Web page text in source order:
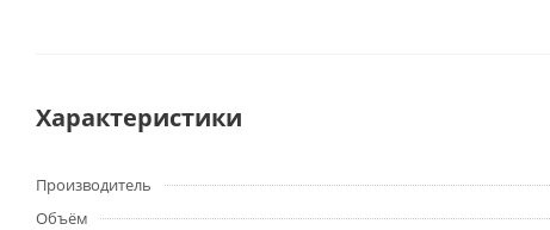
Характеристики
Производитель
Объём